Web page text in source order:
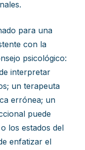
para una
con la
psicológico:
interpretar
un terapeuta
errónea; un
puede
los estados del
enfatizar el